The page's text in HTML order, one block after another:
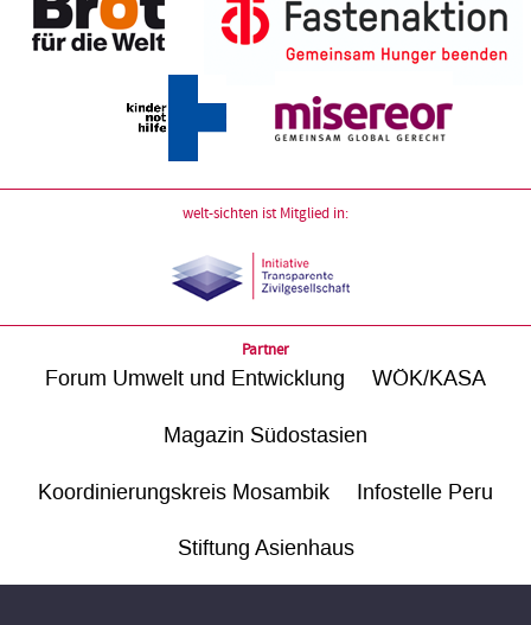
welt-sichten ist Mitglied in:
Partner
Forum Umwelt und Entwicklung WÖK/KASA
Magazin Südostasien
Koordinierungskreis Mosambik Infostelle Peru
Stiftung Asienhaus